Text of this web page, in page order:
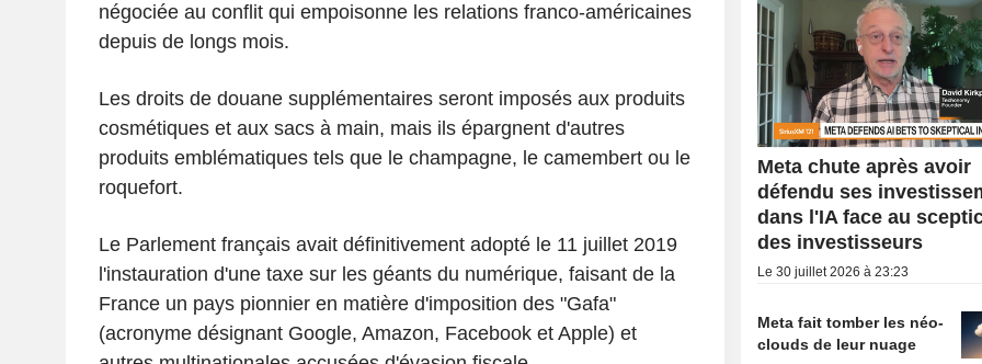
négociée au conflit qui empoisonne les relations franco-américaines
depuis de longs mois.
Les droits de douane supplémentaires seront imposés aux produits
cosmétiques et aux sacs à main, mais ils épargnent d'autres
produits emblématiques tels que le champagne, le camembert ou le
roquefort.
Le Parlement français avait définitivement adopté le 11 juillet 2019
l'instauration d'une taxe sur les géants du numérique, faisant de la
France un pays pionnier en matière d'imposition des "Gafa"
(acronyme désignant Google, Amazon, Facebook et Apple) et
Meta chute après avoir
défendu ses
dans l'IA face au
des investisseurs
Le 30 juillet 2026 à 23:23
Meta fait tomber les néo-
clouds de leur nuage